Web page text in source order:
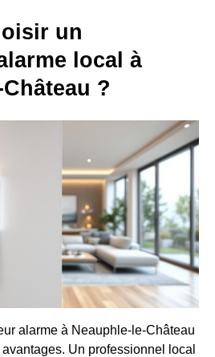
un
local à
?
alarme à Neauphle-le-Château
Un professionnel local